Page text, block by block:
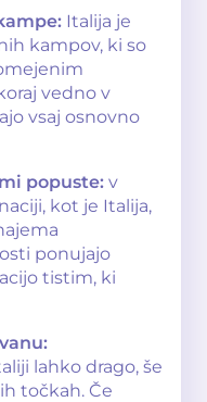
Italija je
kampov, ki so
vedno v
vsaj osnovno
popuste: v
kot je Italija,
ponujajo
tistim, ki
lahko drago, še
točkah. Če